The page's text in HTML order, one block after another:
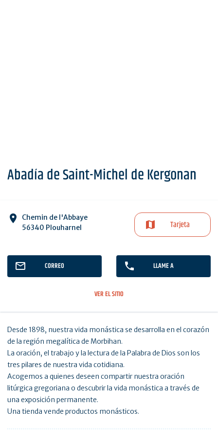
Abadía de Saint-Michel de Kergonan
Chemin de l'Abbaye
56340 Plouharnel
Tarjeta
CORREO LLAME A
VER EL SITIO
Desde 1898, nuestra vida monástica se desarrolla en el corazón
de la región megalítica de Morbihan.
La oración, el trabajo y la lectura de la Palabra de Dios son los
tres pilares de nuestra vida cotidiana.
Acogemos a quienes deseen compartir nuestra oración
litúrgica gregoriana o descubrir la vida monástica a través de
una exposición permanente.
Una tienda vende productos monásticos.